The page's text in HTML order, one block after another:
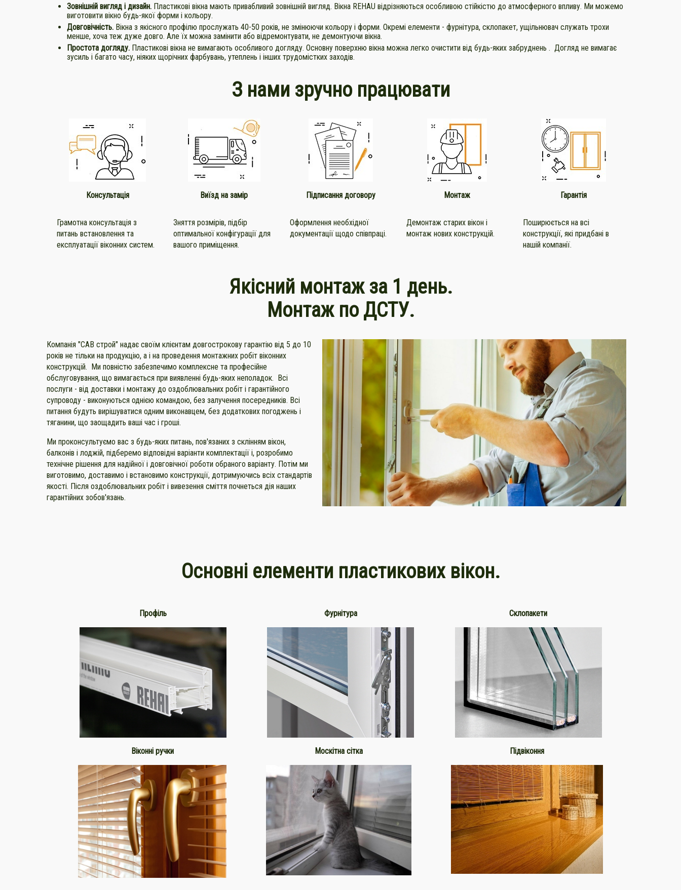
Зовнішній вигляд і дизайн. Пластикові вікна мають привабливий зовнішній вигляд. Вікна REHAU відрізняються особливою стійкістю до атмосферного впливу. Ми можемо
виготовити вікно будь-якої форми і кольору.
Довговічність. Вікна з якісного профілю прослужать 40-50 років, не змінюючи кольору і форми. Окремі елементи - фурнітура, склопакет, ущільнювач служать трохи
менше, хоча теж дуже довго. Але їх можна замінити або відремонтувати, не демонтуючи вікна.
Простота догляду. Пластикові вікна не вимагають особливого догляду. Основну поверхню вікна можна легко очистити від будь-яких забруднень . Догляд не вимагає
зусиль і багато часу, ніяких щорічних фарбувань, утеплень і інших трудомістких заходів.
З нами зручно працювати
Консультація
Грамотна консультація з
питань встановлення та
експлуатації віконних систем.
Виїзд на замір
Зняття розмірів, підбір
оптимальної конфігурації для
вашого приміщення.
Підписання договору
Оформлення необхідної
документації щодо співпраці.
Монтаж
Демонтаж старих вікон і
монтаж нових конструкцій.
Гарантія
Поширюється на всі
конструкції, які придбані в
нашій компанії.
Якісний монтаж за 1 день.
Монтаж по ДСТУ.
Компанія "САВ строй" надає своїм клієнтам довгострокову гарантію від 5 до 10
років не тільки на продукцію, а і на проведення монтажних робіт віконних
конструкцій. Ми повністю забезпечимо комплексне та професійне
обслуговування, що вимагається при виявленні будь-яких неполадок. Всі
послуги - від доставки і монтажу до оздоблювальних робіт і гарантійного
супроводу - виконуються однією командою, без залучення посередників. Всі
питання будуть вирішуватися одним виконавцем, без додаткових погоджень і
тяганини, що заощадить ваші час і гроші.
Ми проконсультуємо вас з будь-яких питань, пов'язаних з склінням вікон,
балконів і лоджій, підберемо відповідні варіанти комплектації і, розробимо
технічне рішення для надійної і довговічної роботи обраного варіанту. Потім ми
виготовимо, доставимо і встановимо конструкції, дотримуючись всіх стандартів
якості. Після оздоблювальних робіт і вивезення сміття почнеться дія наших
гарантійних зобов'язань.
Основні елементи пластикових вікон.
Профіль Фурнітура Склопакети
Віконні ручки Москітна сітка Підвіконня